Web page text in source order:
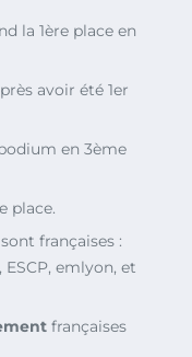
la 1ère place en
avoir été 1er
en 3ème
place.
sont françaises :
ESCP, emlyon, et
françaises